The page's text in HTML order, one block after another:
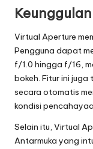
Virtual Aperture
Pengguna dapat
f/1.0 hingga f/16,
bokeh. Fitur ini
secara otomatis
kondisi
Selain itu, Virtual
Antarmuka yang